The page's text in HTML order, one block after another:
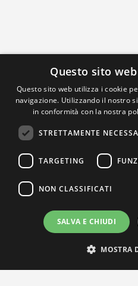
Questo sito
Questo sito web utilizza i cookie
navigazione. Utilizzando il nostro
in conformità con la nostra
STRETTAMENTE
TARGETING
NON CLASSIFICATI
SALVA E CHIUDI
MOSTRA